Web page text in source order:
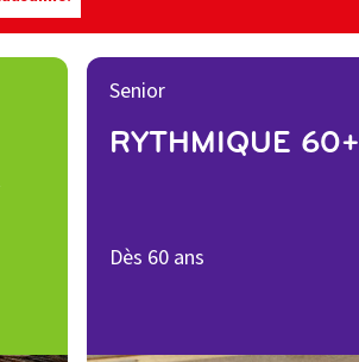
Senior
RYTHMIQUE 60+
Dès 60 ans